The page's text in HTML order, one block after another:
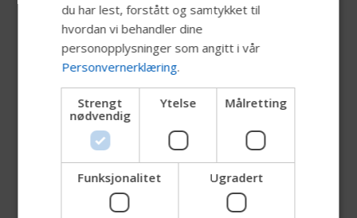
Prøv vår nye Permobil-guide
DANISH
CHINESE (SIMPLIFIED)
SPANISH
du har lest, forstått og samtykket til
hvordan vi behandler dine
personopplysninger som angitt i vår
Personvernerklæring.
Strengt
nødvendig
Ytelse Målretting
Funksjonalitet Ugradert